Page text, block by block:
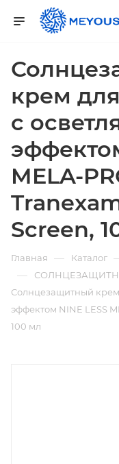
крем
с
MELA-
Screen,
Главная — Каталог
—
Солнцезащитный
эффектом NINE LESS
100 мл